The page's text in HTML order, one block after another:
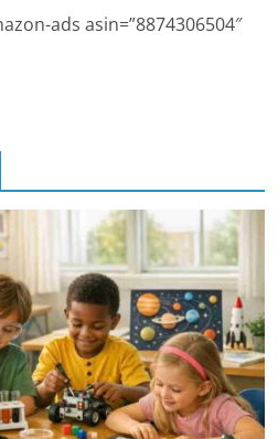
ads asin=”8874306504″